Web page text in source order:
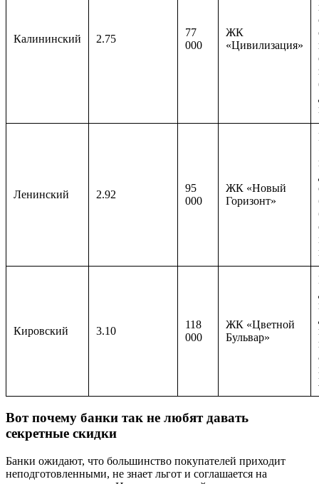
Калининский 2.75
77
000
ЖК
«Цивилизация»
Ленинский 2.92
95
000
ЖК «Новый
Горизонт»
Кировский 3.10
118
000
ЖК «Цветной
Бульвар»
Вот почему банки так не любят давать
секретные скидки
Банки ожидают, что большинство покупателей приходит
неподготовленными, не знает льгот и соглашается на